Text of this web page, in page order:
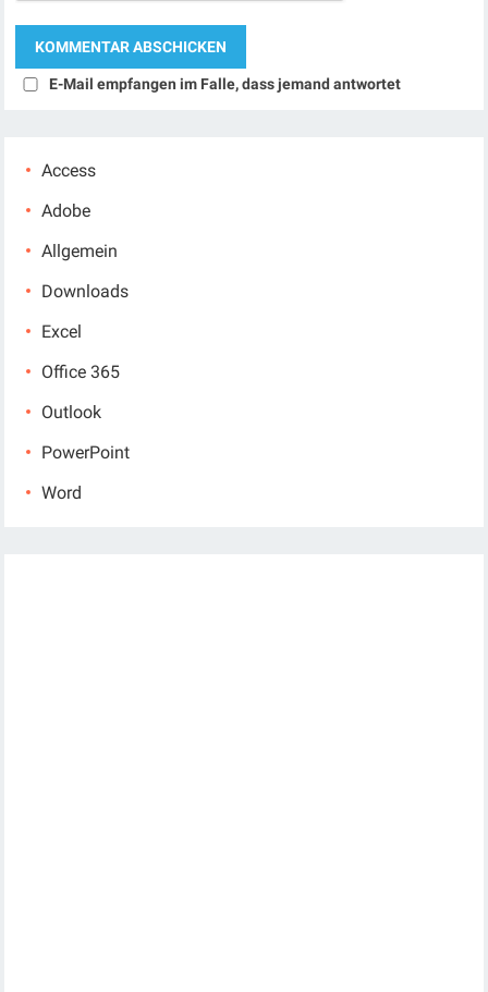
E-Mail empfangen im Falle, dass jemand antwortet
Access
Adobe
Allgemein
Downloads
Excel
Office 365
Outlook
PowerPoint
Word